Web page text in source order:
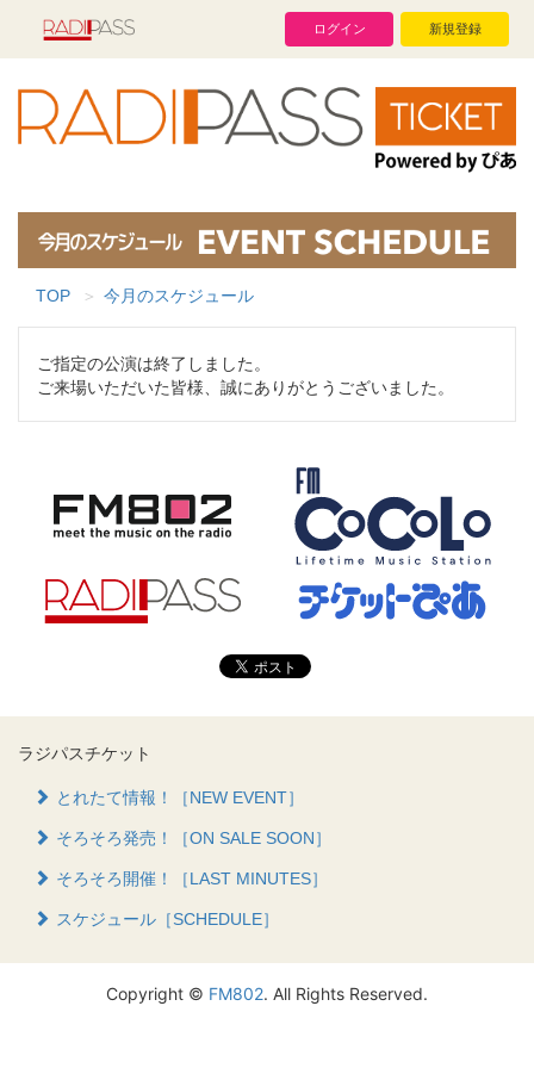
ログイン 新規登録
TOP 今月のスケジュール
ご指定の公演は終了しました。
ご来場いただいた皆様、誠にありがとうございました。
ラジパスチケット
とれたて情報！［NEW EVENT］
そろそろ発売！［ON SALE SOON］
そろそろ開催！［LAST MINUTES］
スケジュール［SCHEDULE］
Copyright © FM802. All Rights Reserved.